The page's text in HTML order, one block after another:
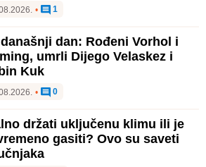
• 1
dan: Rođeni Vorhol i
umrli Dijego Velaskez i
Kuk
• 0
držati uključenu klimu ili je
gasiti? Ovo su saveti